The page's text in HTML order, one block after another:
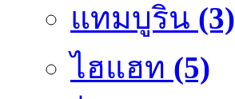
แทมบูริน (3)
ไฮแฮท (5)